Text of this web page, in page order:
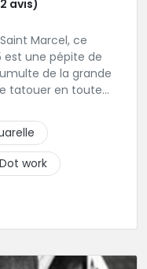
avis)
Marcel, ce
est une pépite de
de la grande
tatouer en toute
dans l'aude.
Dot work